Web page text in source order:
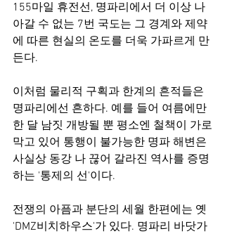
155마일 휴전선, 명파리에서 더 이상 나
아갈 수 없는 7번 국도는 그 경계와 제약
에 따른 현실의 온도를 더욱 가파르게 만
든다.
이처럼 물리적 구획과 한계의 흔적들은
명파리에선 흔하다. 예를 들어 여름에만
한 달 남짓 개방될 뿐 평소엔 철책이 가로
막고 있어 통행이 불가능한 명파 해변은
사실상 동강 나 끊어 갈라진 역사를 증명
하는 '통제의 선'이다.
전쟁의 아픔과 분단의 세월 한편에는 옛
'DMZ비치하우스'가 있다. 명파리 바닷가